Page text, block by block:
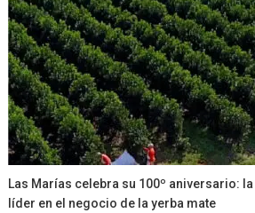
Las Marías celebra su 100º aniversario:
líder en el negocio de la yerba mate